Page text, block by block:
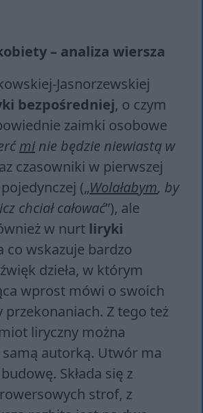
– analiza wiersza
Jasnorzewskiej
bezpośredniej, o czym
zaimki osobowe
mi nie będzie niewiastą w
czasowniki w pierwszej
(„Wolałabym, by
chciał całować”), ale
w nurt liryki
co wskazuje bardzo
dzieła, w którym
wprost mówi o swoich
przekonaniach. Z tego też
liryczny można
autorką. Utwór ma
Składa się z
strof, z